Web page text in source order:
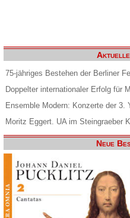
Aktuelle
75-jähriges Bestehen der Berliner
Doppelter internationaler Erfolg für
Ensemble Modern: Konzerte der 3.
Moritz Eggert. UA im Steingraeber
Neue